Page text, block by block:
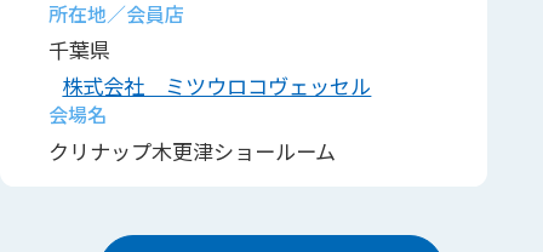
千葉県
株式会社 ミツウロコヴェッセル
クリナップ木更津ショールーム